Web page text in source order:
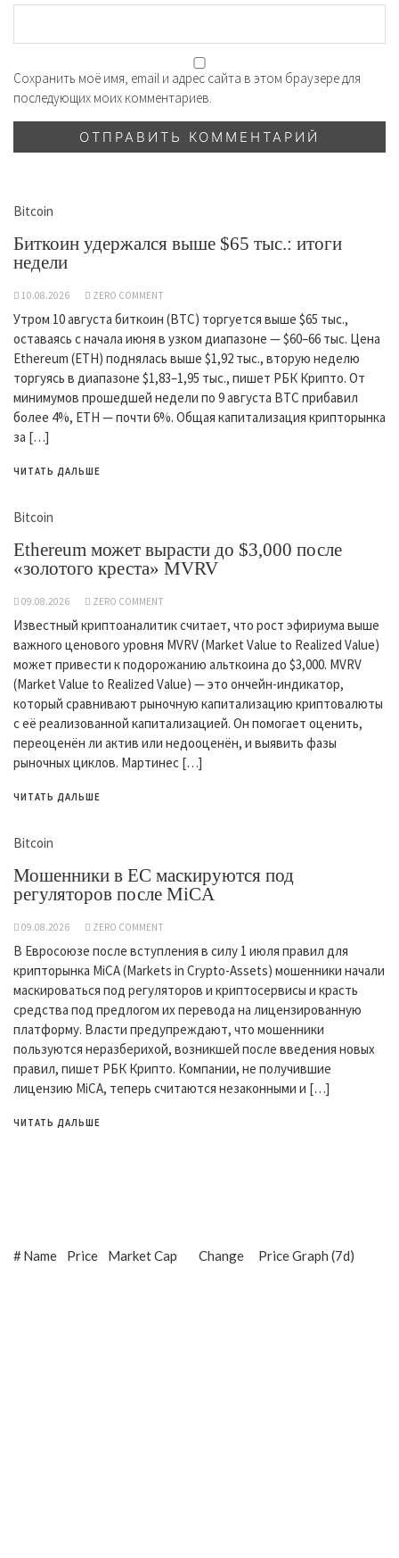
Сохранить моё имя, email и адрес сайта в этом браузере для
последующих моих комментариев.
Bitcoin
Биткоин удержался выше $65 тыс.: итоги
недели
10.08.2026 ZERO COMMENT
Утром 10 августа биткоин (BTC) торгуется выше $65 тыс.,
оставаясь с начала июня в узком диапазоне — $60–66 тыс. Цена
Ethereum (ETH) поднялась выше $1,92 тыс., вторую неделю
торгуясь в диапазоне $1,83–1,95 тыс., пишет РБК Крипто. От
минимумов прошедшей недели по 9 августа BTC прибавил
более 4%, ETH — почти 6%. Общая капитализация крипторынка
за […]
ЧИТАТЬ ДАЛЬШЕ
Bitcoin
Ethereum может вырасти до $3,000 после
«золотого креста» MVRV
09.08.2026 ZERO COMMENT
Известный криптоаналитик считает, что рост эфириума выше
важного ценового уровня MVRV (Market Value to Realized Value)
может привести к подорожанию альткоина до $3,000. MVRV
(Market Value to Realized Value) — это ончейн-индикатор,
который сравнивают рыночную капитализацию криптовалюты
с её реализованной капитализацией. Он помогает оценить,
переоценён ли актив или недооценён, и выявить фазы
рыночных циклов. Мартинес […]
ЧИТАТЬ ДАЛЬШЕ
Bitcoin
Мошенники в ЕС маскируются под
регуляторов после MiCA
09.08.2026 ZERO COMMENT
В Евросоюзе после вступления в силу 1 июля правил для
крипторынка MiCA (Markets in Crypto-Assets) мошенники начали
маскироваться под регуляторов и криптосервисы и красть
средства под предлогом их перевода на лицензированную
платформу. Власти предупреждают, что мошенники
пользуются неразберихой, возникшей после введения новых
правил, пишет РБК Крипто. Компании, не получившие
лицензию MiCA, теперь считаются незаконными и […]
ЧИТАТЬ ДАЛЬШЕ
#Name Price Market Cap Change Price Graph (7d)